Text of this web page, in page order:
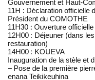
Gouvernement et Haut-
11H : Déclaration officielle
Président du COMOTHE
11H30 : Ouverture
12H00 : Déjeuner (dans
restauration)
14H00 : KOUEVA
Inauguration de la stèle et
– Pose de la première
enana Teikikeuhina